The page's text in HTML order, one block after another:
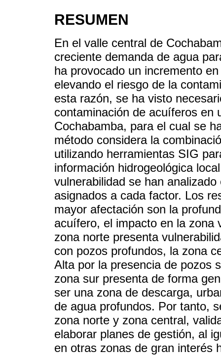
RESUMEN
En el valle central de
creciente demanda de agua
ha provocado un incremento
elevando el riesgo de la
esta razón, se ha visto
contaminación de acuíferos en
Cochabamba, para el cual se
método considera la
utilizando herramientas SIG
información hidrogeológica
vulnerabilidad se han
asignados a cada factor. Los
mayor afectación son la
acuífero, el impacto en la zona
zona norte presenta
con pozos profundos, la zona
Alta por la presencia de pozos
zona sur presenta de forma
ser una zona de descarga,
de agua profundos. Por tanto,
zona norte y zona central,
elaborar planes de gestión, al
en otras zonas de gran interés